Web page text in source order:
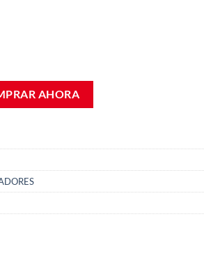
cantidad
AHORA